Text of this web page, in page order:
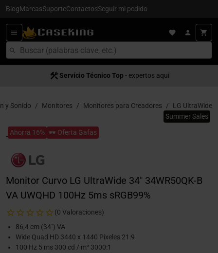
BlogMarcasSuporteContactosSeguir mi pedido
Servício Técnico Top - expertos aquí
y Sonido Monitores Monitores para Creadores LG UltraWide
Ahorra 16% 🕶️ Oferta Gafas
Summer Sales
Monitor Curvo LG UltraWide 34" 34WR50QK-B
VA UWQHD 100Hz 5ms sRGB99%
(0 Valoraciones)
86,4 cm (34") VA
Wide Quad HD 3440 x 1440 Pixeles 21:9
100 Hz 5 ms 300 cd / m² 3000:1